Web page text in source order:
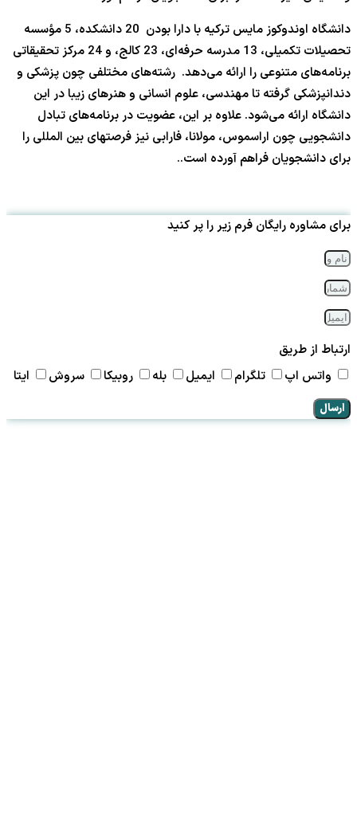
دانشگاه اوندوکوز مایس ترکیه با دارا بودن 20 دانشکده، 5 مؤسسه
تحصیلات تکمیلی، 13 مدرسه حرفه‌ای، 23 کالج، و 24 مرکز تحقیقاتی
برنامه‌های متنوعی را ارائه می‌دهد. رشته‌های مختلفی چون پزشکی و
دندانپزشکی گرفته تا مهندسی، علوم انسانی و هنرهای زیبا در این
دانشگاه ارائه می‌شود. علاوه بر این، عضویت در برنامه‌های تبادل
دانشجویی چون اراسموس، مولانا، فارابی نیز فرصتهای بین المللی را
برای دانشجویان فراهم آورده است..
برای مشاوره رایگان فرم زیر را پر کنید
ارتباط از طریق
واتس اپ
تلگرام ایمیل بله روبیکا سروش ایتا
ارسال